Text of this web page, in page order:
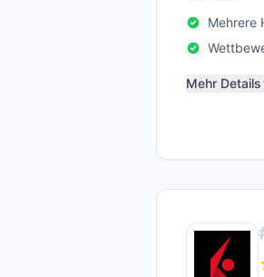
Mehrere
Mehr Details